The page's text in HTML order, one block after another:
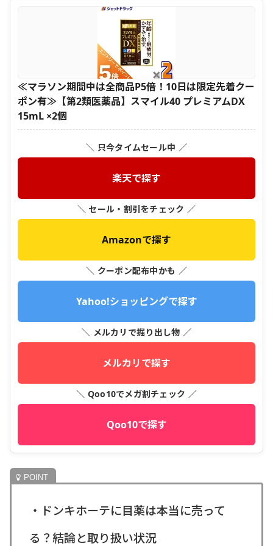
≪マラソン期間中は全商品P5倍！10日は限定先着クー
ポン有≫【第2類医薬品】スマイル40 プレミアムDX
15mL ×2個
＼ 只今タイムセール中 ／
楽天で探す
＼ セール・割引をチェック ／
Amazonで探す
＼ クーポン配布中かも ／
Yahoo!ショッピングで探す
＼ メルカリで掘り出し物 ／
メルカリで探す
＼ Qoo10でメガ割チェック ／
Qoo10で探す
・ドンキホーテに目薬は本当に売って
る？結論と取り扱い状況